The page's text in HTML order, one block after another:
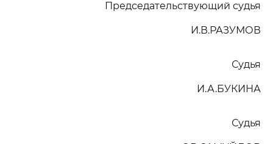
Председательствующий судья
И.В.РАЗУМОВ
Судья
И.А.БУКИНА
Судья